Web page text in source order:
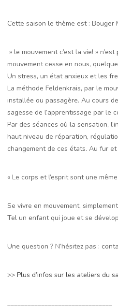
Cette saison le thème est : Bouger
» le mouvement c’est la vie! »
mouvement cesse en nous,
Un stress, un état anxieux et les
La méthode Feldenkrais, par le
installée ou passagère. Au cours
sagesse de l’apprentissage par le
Par des séances où la sensation,
haut niveau de réparation,
changement de ces états. Au fur
« Le corps et l’esprit sont une
Se vivre en mouvement,
Tel un enfant qui joue et se
Une question ? N’hésitez pas :
>> Plus d’infos sur les ateliers du
_______________________________